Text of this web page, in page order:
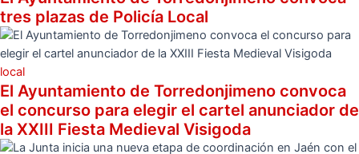
tres plazas de Policía Local
local
El Ayuntamiento de Torredonjimeno convoca
el concurso para elegir el cartel anunciador de
la XXIII Fiesta Medieval Visigoda